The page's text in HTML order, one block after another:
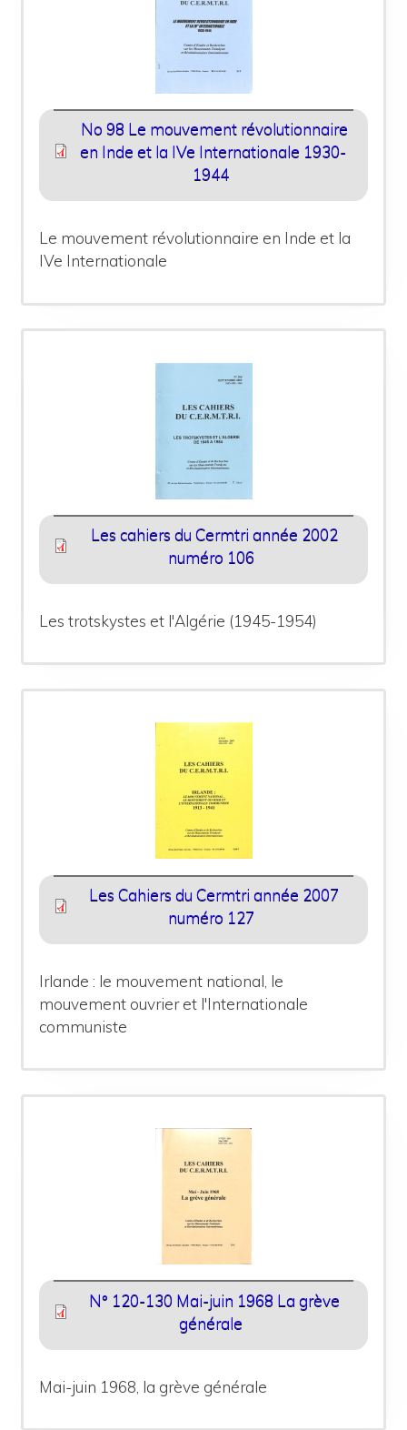
No 98 Le mouvement révolutionnaire
en Inde et la IVe Internationale 1930-
1944
Le mouvement révolutionnaire en Inde et la
IVe Internationale
Les cahiers du Cermtri année 2002
numéro 106
Les trotskystes et l'Algérie (1945-1954)
Les Cahiers du Cermtri année 2007
numéro 127
Irlande : le mouvement national, le
mouvement ouvrier et l'Internationale
communiste
N° 120-130 Mai-juin 1968 La grève
générale
Mai-juin 1968, la grève générale